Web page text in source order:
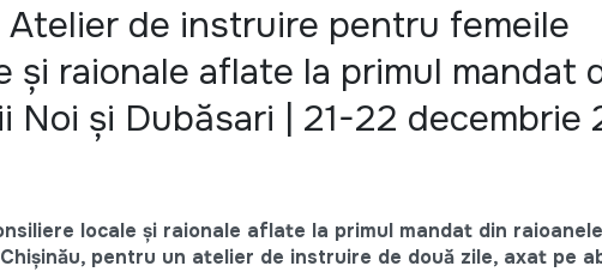
Atelier de instruire pentru femeile
și raionale aflate la primul mandat
Noi și Dubăsari | 21-22 decembrie
locale și raionale aflate la primul mandat din
pentru un atelier de instruire de două zile, axat pe